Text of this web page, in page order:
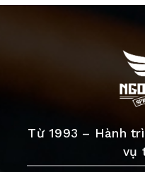
Từ 1993 – Hành
vụ